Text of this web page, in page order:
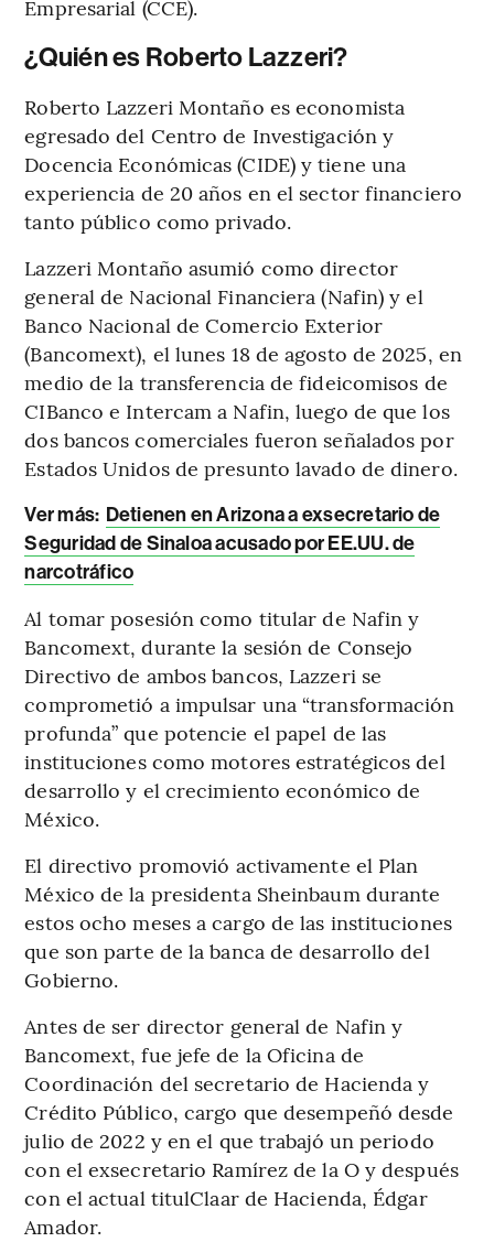
Empresarial (CCE).
¿Quién es Roberto Lazzeri?
Roberto Lazzeri Montaño es economista
egresado del Centro de Investigación y
Docencia Económicas (CIDE) y tiene una
experiencia de 20 años en el sector financiero
tanto público como privado.
Lazzeri Montaño asumió como director
general de Nacional Financiera (Nafin) y el
Banco Nacional de Comercio Exterior
(Bancomext), el lunes 18 de agosto de 2025, en
medio de la transferencia de fideicomisos de
CIBanco e Intercam a Nafin, luego de que los
dos bancos comerciales fueron señalados por
Estados Unidos de presunto lavado de dinero.
Ver más: Detienen en Arizona a exsecretario de
Seguridad de Sinaloa acusado por EE.UU. de
narcotráfico
Al tomar posesión como titular de Nafin y
Bancomext, durante la sesión de Consejo
Directivo de ambos bancos, Lazzeri se
comprometió a impulsar una “transformación
profunda” que potencie el papel de las
instituciones como motores estratégicos del
desarrollo y el crecimiento económico de
México.
El directivo promovió activamente el Plan
México de la presidenta Sheinbaum durante
estos ocho meses a cargo de las instituciones
que son parte de la banca de desarrollo del
Gobierno.
Antes de ser director general de Nafin y
Bancomext, fue jefe de la Oficina de
Coordinación del secretario de Hacienda y
Crédito Público, cargo que desempeñó desde
julio de 2022 y en el que trabajó un periodo
con el exsecretario Ramírez de la O y después
con el actual titulClaar de Hacienda, Édgar
Amador.